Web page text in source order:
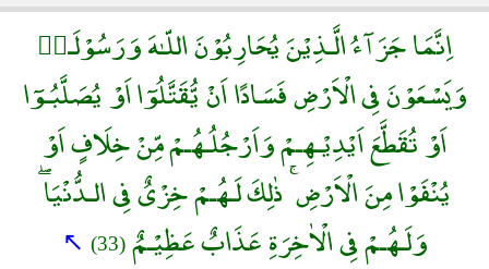
اِنَّمَا جَزَآءُ الَّـذِيْنَ يُحَارِبُوْنَ اللّـٰهَ وَرَسُوْلَـهٝ
وَيَسْعَوْنَ فِى الْاَرْضِ فَسَادًا اَنْ يُّقَتَّلُوٓا اَوْ يُصَلَّبُـوٓا
اَوْ تُقَطَّعَ اَيْدِيْـهِـمْ وَاَرْجُلُـهُـمْ مِّنْ خِلَافٍ اَوْ
يُنْفَوْا مِنَ الْاَرْضِ ۚ ذٰلِكَ لَـهُـمْ خِزْىٌ فِى الـدُّنْيَا ۖ
وَلَـهُـمْ فِى الْاٰخِرَةِ عَذَابٌ عَظِيْـمٌ(33)
↖